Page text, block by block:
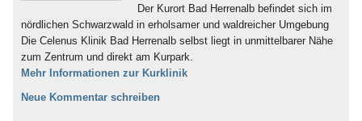
Der Kurort Bad Herrenalb befindet sich im
nördlichen Schwarzwald in erholsamer und waldreicher Umgebung
Die Celenus Klinik Bad Herrenalb selbst liegt in unmittelbarer Nähe
zum Zentrum und direkt am Kurpark.
Mehr Informationen zur Kurklinik
Neue Kommentar schreiben